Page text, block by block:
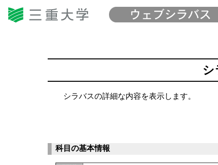
シ
シラバスの詳細な内容を表示します。
科目の基本情報